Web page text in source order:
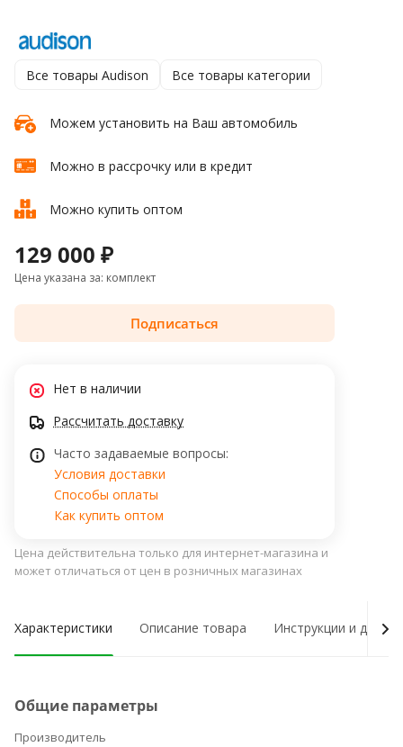
Все товары Audison Все товары категории
Можем установить на Ваш автомобиль
Можно в рассрочку или в кредит
Можно купить оптом
129 000 ₽
Цена указана за: комплект
Подписаться
Нет в наличии
Рассчитать доставку
Часто задаваемые вопросы:
Условия доставки
Способы оплаты
Как купить оптом
Цена действительна только для интернет-магазина и
может отличаться от цен в розничных магазинах
Характеристики Описание товара Инструкции и
Общие параметры
Производитель